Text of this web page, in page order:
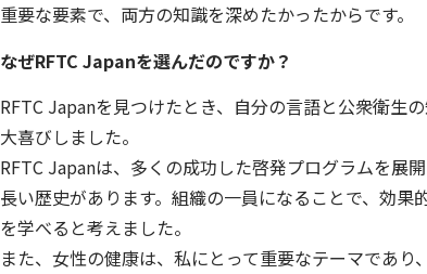
重要な要素で、両方の知識を深めたかったからです。
なぜRFTC Japanを選んだのですか？
RFTC Japanを見つけたとき、自分の言語と公衆衛生
大喜びしました。
RFTC Japanは、多くの成功した啓発プログラムを展
長い歴史があります。組織の一員になることで、効果
を学べると考えました。
また、女性の健康は、私にとって重要なテーマであ